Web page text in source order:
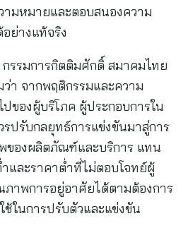
ามหมายและตอบสนองความ
ย่างแท้จริง
รรมการกิตติมศักดิ์ สมาคมไทย
ว่า จากพฤติกรรมและความ
ของผู้บริโภค ผู้ประกอบการใน
ปรับกลยุทธ์การแข่งขันมาสู่การ
องผลิตภัณฑ์และบริการ แทน
และราคาต่ำที่ไม่ตอบโจทย์ผู้
าพการอยู่อาศัยได้ตามต้องการ
ในการปรับตัวและแข่งขัน